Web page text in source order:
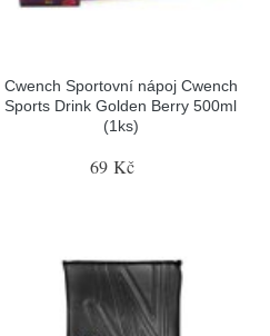
Cwench Sportovní nápoj Cwench
Sports Drink Golden Berry 500ml
(1ks)
69 Kč